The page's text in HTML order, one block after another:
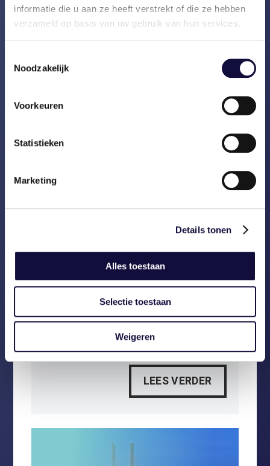
informatie die u aan ze heeft verstrekt of die ze hebben
verzameld op basis van uw gebruik van hun services.
Noodzakelijk
Voorkeuren
Statistieken
Marketing
Details tonen
Alles toestaan
Selectie toestaan
Weigeren
LEES VERDER